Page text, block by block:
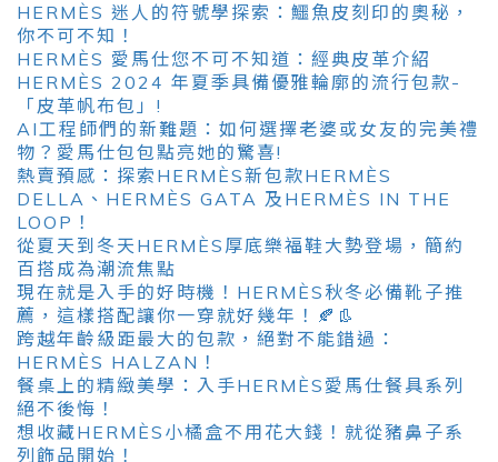
HERMÈS 迷人的符號學探索：鱷魚皮刻印的奧秘，
你不可不知！
HERMÈS 愛馬仕您不可不知道：經典皮革介紹
HERMÈS 2024 年夏季具備優雅輪廓的流行包款-
「皮革帆布包」!
AI工程師們的新難題：如何選擇老婆或女友的完美禮
物？愛馬仕包包點亮她的驚喜!
熱賣預感：探索HERMÈS新包款HERMÈS
DELLA、HERMÈS GATA 及HERMÈS IN THE
LOOP！
從夏天到冬天HERMÈS厚底樂福鞋大勢登場，簡約
百搭成為潮流焦點
現在就是入手的好時機！HERMÈS秋冬必備靴子推
薦，這樣搭配讓你一穿就好幾年！🍂👢
跨越年齡級距最大的包款，絕對不能錯過：
HERMÈS HALZAN！
餐桌上的精緻美學：入手HERMÈS愛馬仕餐具系列
絕不後悔！
想收藏HERMÈS小橘盒不用花大錢！就從豬鼻子系
列飾品開始！